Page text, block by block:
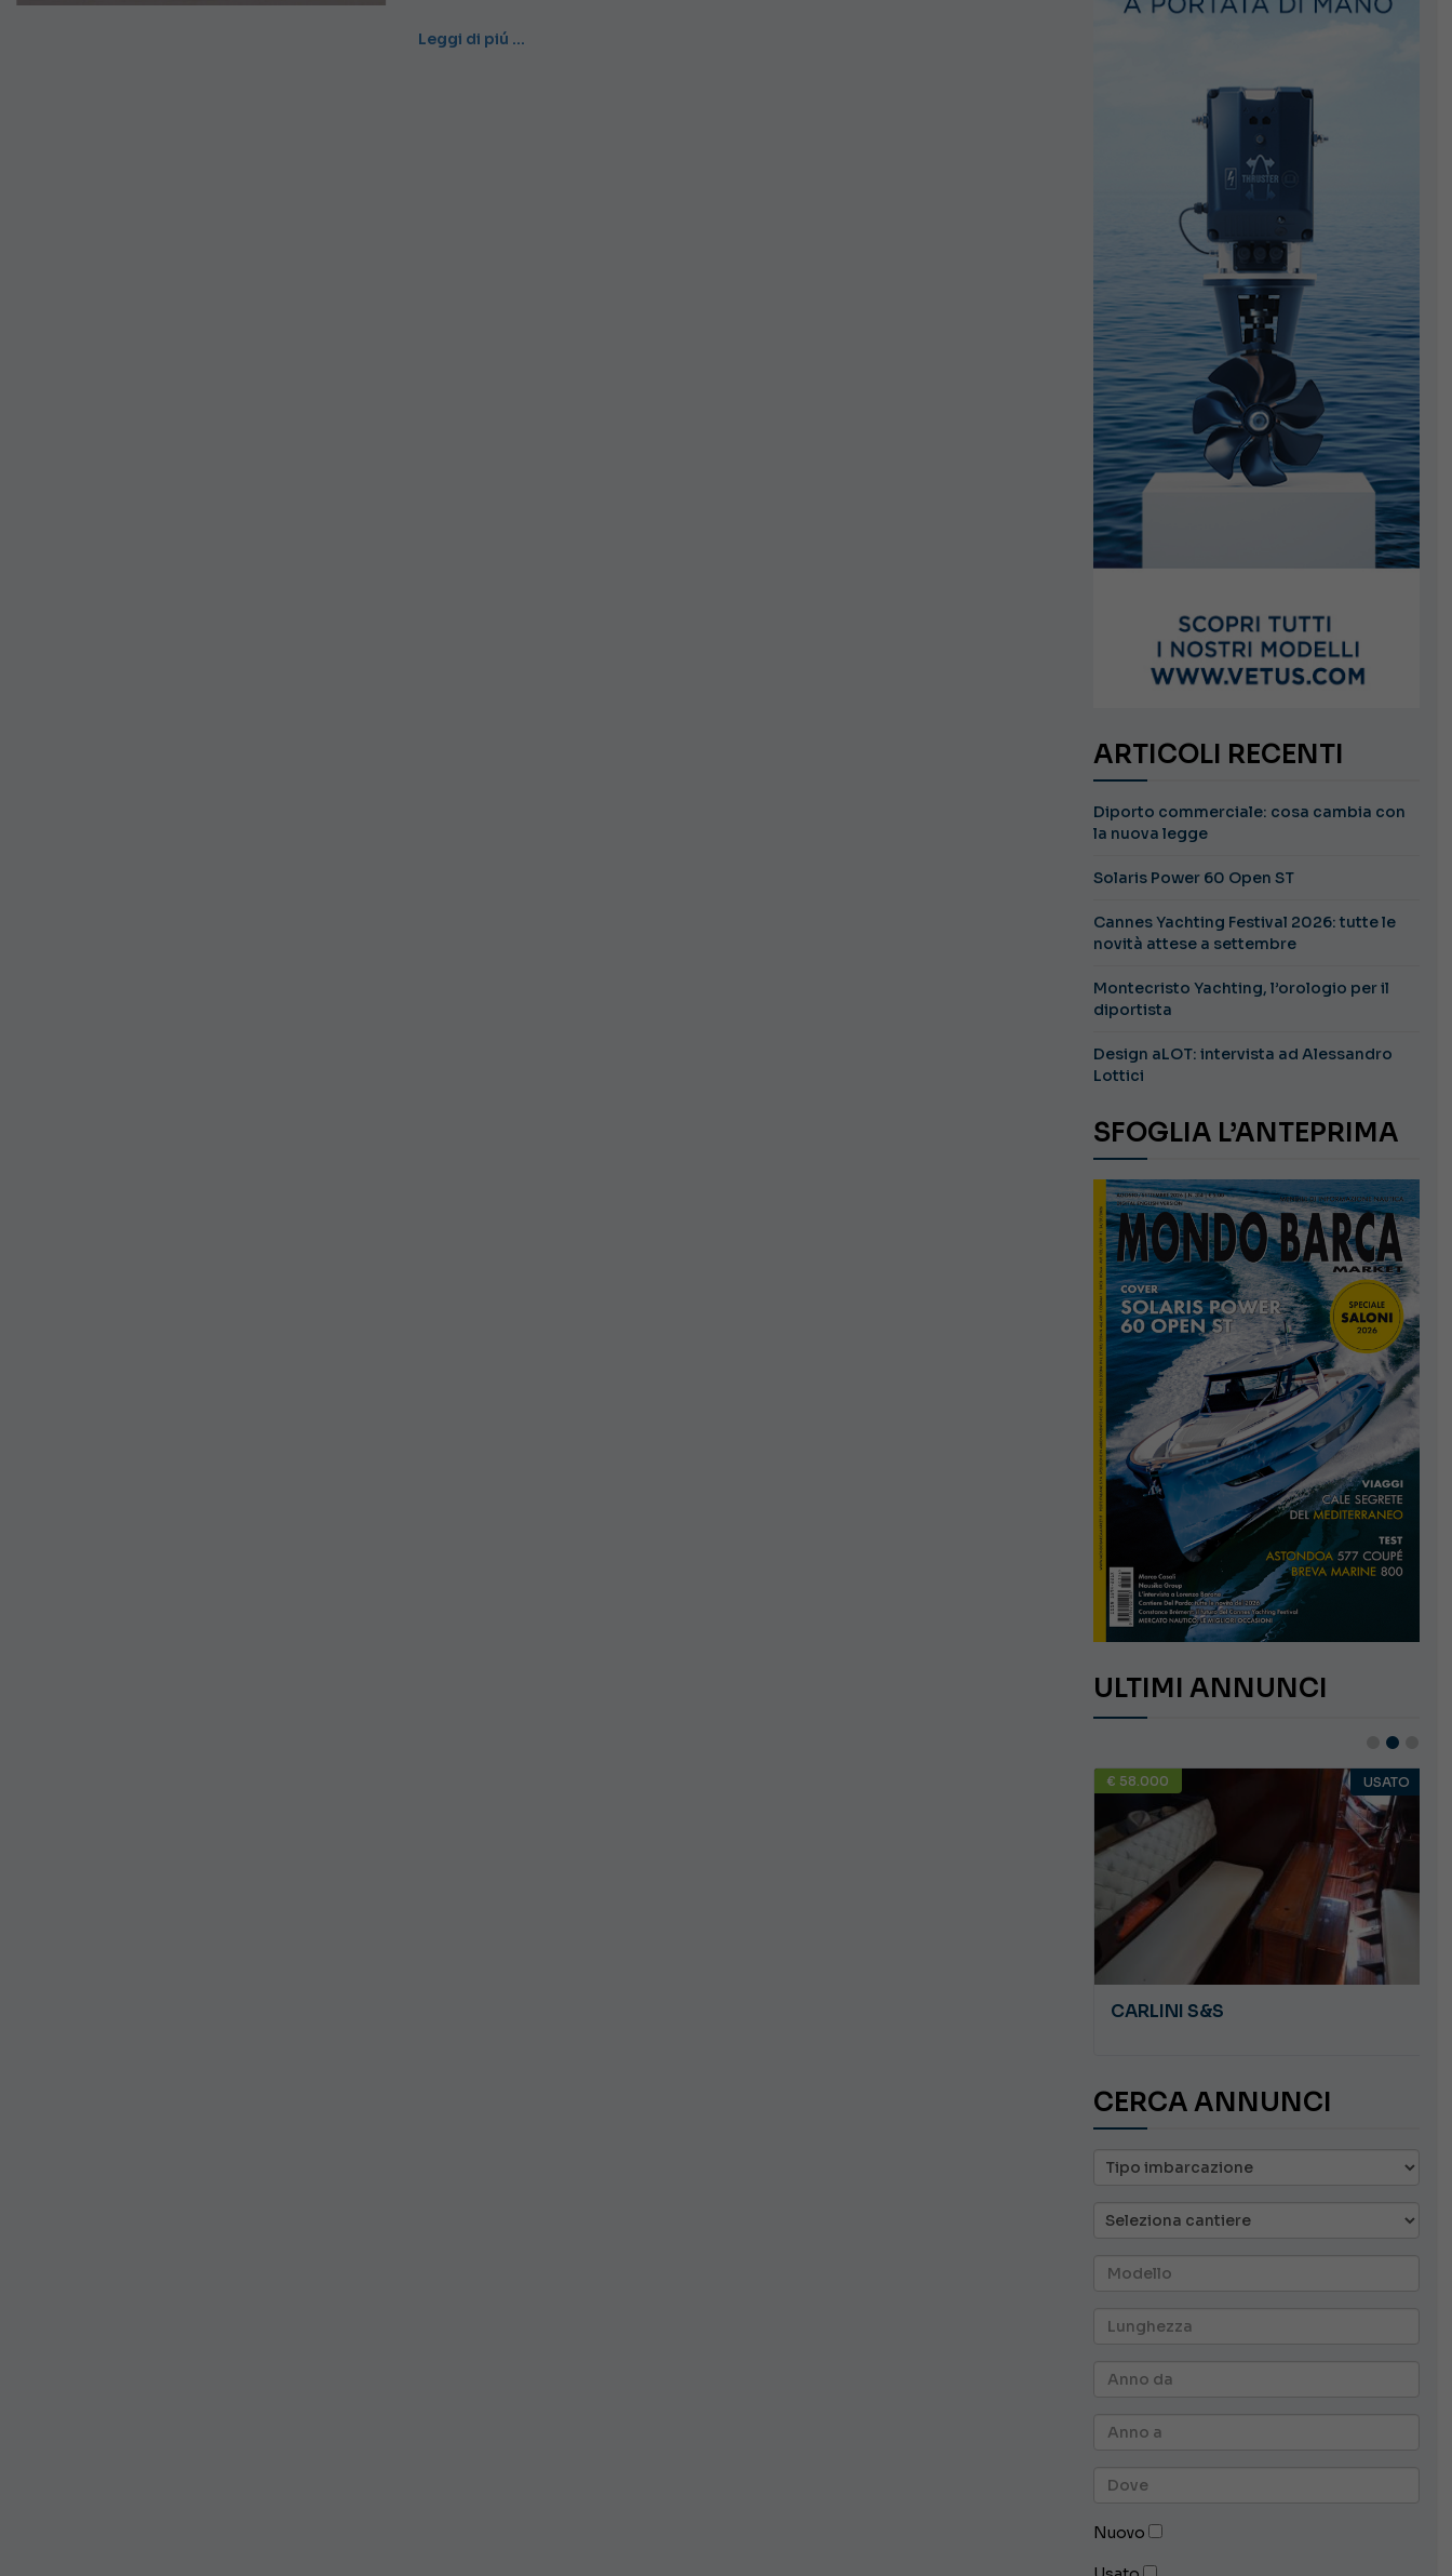
Leggi di piú …
ARTICOLI RECENTI
Diporto commerciale: cosa cambia con
la nuova legge
Solaris Power 60 Open ST
Cannes Yachting Festival 2026: tutte le
novità attese a settembre
Montecristo Yachting, l’orologio per il
diportista
Design aLOT: intervista ad Alessandro
Lottici
SFOGLIA L’ANTEPRIMA
ULTIMI ANNUNCI
€ 58.000 USATO
CARLINI S&S
CERCA ANNUNCI
Nuovo